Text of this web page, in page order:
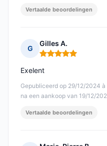
Vertaalde beoordelingen
G
Gilles A.
Opmerking: 5 van 5
Gepubliceerd op 29/12/2024 à
na een aankoop van 19/12/
Exelent
Vertaalde beoordelingen